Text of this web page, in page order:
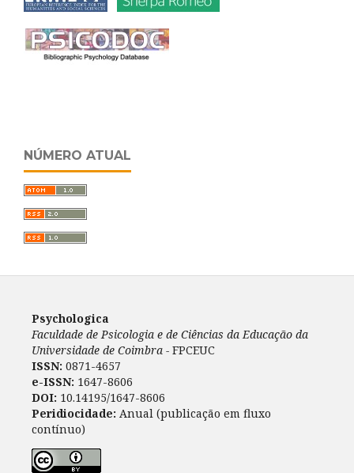
NÚMERO ATUAL
Psychologica
Faculdade de Psicologia e de Ciências da Educação da
Universidade de Coimbra - FPCEUC
ISSN: 0871-4657
e-ISSN: 1647-8606
DOI: 10.14195/1647-8606
Peridiocidade: Anual (publicação em fluxo
contínuo)